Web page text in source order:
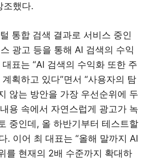
조했다.
통합 검색 결과로 서비스 중인
스 광고 등을 통해 AI 검색의 수익
표는 “AI 검색의 수익화 또한 주
획하고 있다”면서 “사용자의 탐
않는 방안을 가장 우선순위에 두
용 속에서 자연스럽게 광고가 녹
중인데, 올 하반기부터 테스트할
. 이어 최 대표는 “올해 말까지 AI
를 현재의 2배 수준까지 확대하